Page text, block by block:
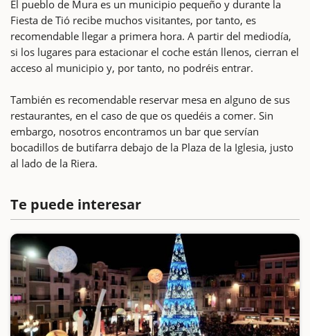
El pueblo de Mura es un municipio pequeño y durante la
Fiesta de Tió recibe muchos visitantes, por tanto, es
recomendable llegar a primera hora. A partir del mediodía,
si los lugares para estacionar el coche están llenos, cierran el
acceso al municipio y, por tanto, no podréis entrar.
También es recomendable reservar mesa en alguno de sus
restaurantes, en el caso de que os quedéis a comer. Sin
embargo, nosotros encontramos un bar que servían
bocadillos de butifarra debajo de la Plaza de la Iglesia, justo
al lado de la Riera.
Te puede interesar